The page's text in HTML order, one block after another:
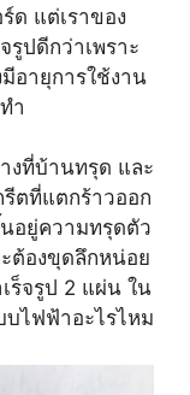
ด แต่เราของ
ปดีกว่าเพราะ
อายุการใช้งาน
ำ
งที่บ้านทรุด และ
ตที่แตกร้าวออก
อยู่ความทรุดตัว
ต้องขุดลึกหน่อย
ร็จรูป 2 แผ่น ใน
ไฟฟ้าอะไรไหม